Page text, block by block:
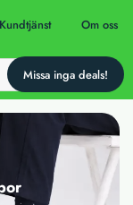
Kundtjänst Om oss